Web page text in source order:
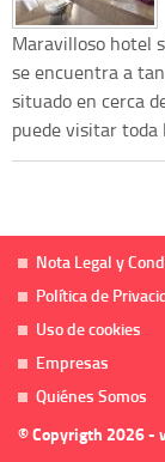
Maravilloso hotel
se encuentra a
situado en cerca
puede visitar toda
Nota Legal y
Política de
Uso de cookies
Empresas
Quiénes Somos
© Copyrigth 2026 -